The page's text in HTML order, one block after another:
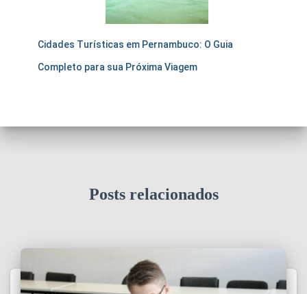
Cidades Turísticas em Pernambuco: O Guia
Completo para sua Próxima Viagem
Posts relacionados